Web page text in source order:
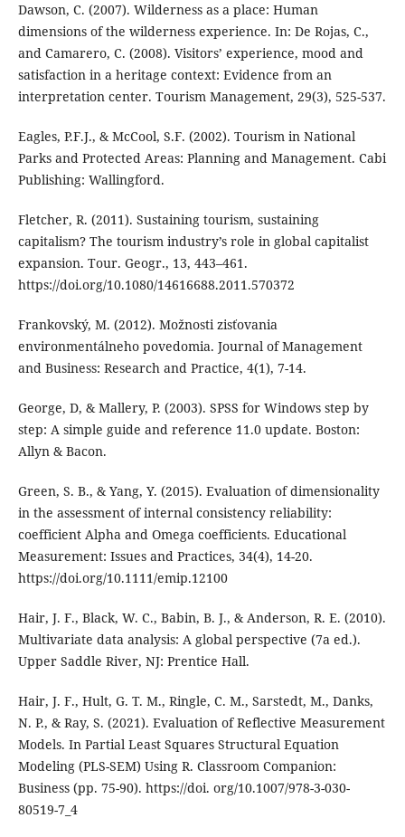
Dawson, C. (2007). Wilderness as a place: Human
dimensions of the wilderness experience. In: De Rojas, C.,
and Camarero, C. (2008). Visitors’ experience, mood and
satisfaction in a heritage context: Evidence from an
interpretation center. Tourism Management, 29(3), 525-537.
Eagles, P.F.J., & McCool, S.F. (2002). Tourism in National
Parks and Protected Areas: Planning and Management. Cabi
Publishing: Wallingford.
Fletcher, R. (2011). Sustaining tourism, sustaining
capitalism? The tourism industry’s role in global capitalist
expansion. Tour. Geogr., 13, 443–461.
https://doi.org/10.1080/14616688.2011.570372
Frankovský, M. (2012). Možnosti zisťovania
environmentálneho povedomia. Journal of Management
and Business: Research and Practice, 4(1), 7-14.
George, D, & Mallery, P. (2003). SPSS for Windows step by
step: A simple guide and reference 11.0 update. Boston:
Allyn & Bacon.
Green, S. B., & Yang, Y. (2015). Evaluation of dimensionality
in the assessment of internal consistency reliability:
coefficient Alpha and Omega coefficients. Educational
Measurement: Issues and Practices, 34(4), 14-20.
https://doi.org/10.1111/emip.12100
Hair, J. F., Black, W. C., Babin, B. J., & Anderson, R. E. (2010).
Multivariate data analysis: A global perspective (7a ed.).
Upper Saddle River, NJ: Prentice Hall.
Hair, J. F., Hult, G. T. M., Ringle, C. M., Sarstedt, M., Danks,
N. P., & Ray, S. (2021). Evaluation of Reflective Measurement
Models. In Partial Least Squares Structural Equation
Modeling (PLS-SEM) Using R. Classroom Companion:
Business (pp. 75-90). https://doi. org/10.1007/978-3-030-
80519-7_4